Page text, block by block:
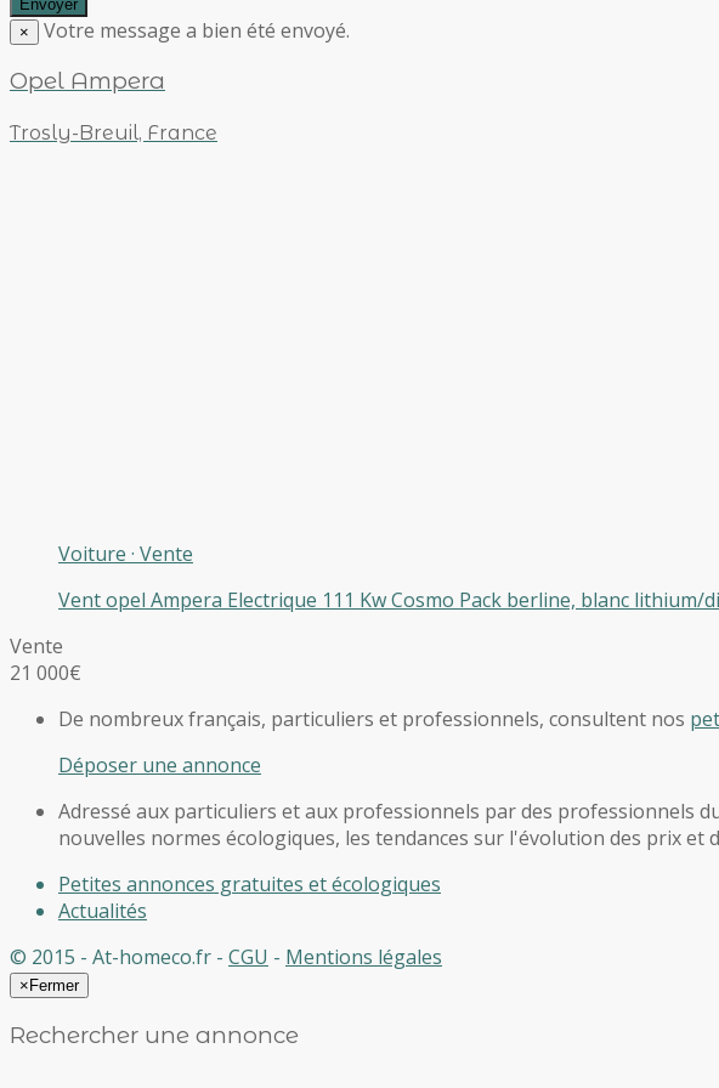
× Votre message a bien été envoyé.
Opel Ampera
Trosly-Breuil, France
Voiture · Vente
Vent opel Ampera Electrique 111 Kw Cosmo Pack berline, blanc
Vente
21 000€
De nombreux français, particuliers et professionnels, consultent nos
Déposer une annonce
Adressé aux particuliers et aux professionnels par des professionnels
nouvelles normes écologiques, les tendances sur l'évolution des prix et
Petites annonces gratuites et écologiques
Actualités
© 2015 - At-homeco.fr - CGU - Mentions légales
× Fermer
Rechercher une annonce